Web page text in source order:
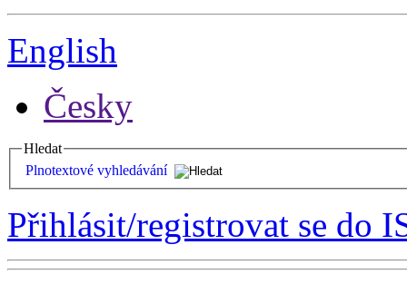
English
Česky
Hledat
Plnotextové vyhledávání
Přihlásit/registrovat se do